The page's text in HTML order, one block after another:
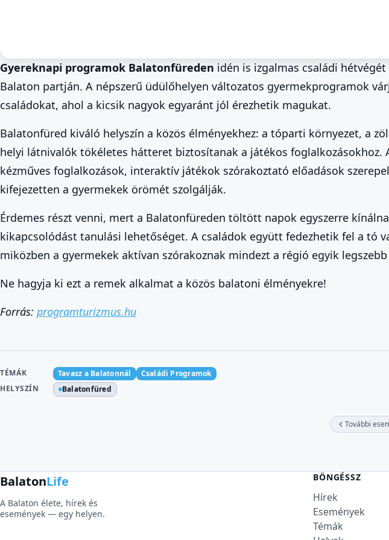
Tavasz a Balatonnál Családi Programok Balatonfüred
Gyereknapi Kalandok Balatonfüreden
Családi Örömök
May 30. – May 31.
Gyereknapi programok Balatonfüreden idén is izgalmas családi
Balaton partján. A népszerű üdülőhelyen változatos gyermekprogramok
családokat, ahol a kicsik nagyok egyaránt jól érezhetik magukat.
Balatonfüred kiváló helyszín a közös élményekhez: a tóparti környezet, a
helyi látnivalók tökéletes hátteret biztosítanak a játékos foglalkozásokhoz.
kézműves foglalkozások, interaktív játékok szórakoztató előadások
kifejezetten a gyermekek örömét szolgálják.
Érdemes részt venni, mert a Balatonfüreden töltött napok egyszerre
kikapcsolódást tanulási lehetőséget. A családok együtt fedezhetik fel a tó
miközben a gyermekek aktívan szórakoznak mindezt a régió egyik
Ne hagyja ki ezt a remek alkalmat a közös balatoni élményekre!
Forrás: programturizmus.hu
TÉMÁK Tavasz a Balatonnál
Családi Programok
HELYSZÍN
Balatonfüred
További
BalatonLife
A Balaton élete, hírek és
események — egy helyen.
BÖNGÉSSZ
Hírek
Események
Témák